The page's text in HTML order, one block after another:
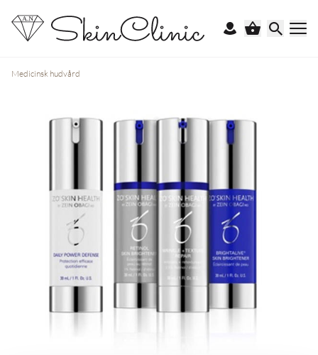
Medicinsk hudvård